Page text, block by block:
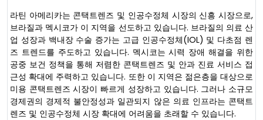
라틴 아메리카는 콘택트렌즈 및 인공수정체 시장의 신흥 시장으로,
브라질과 멕시코가 이 지역을 선도하고 있습니다. 브라질의 의료 산
업 성장과 백내장 수술 증가는 고급 인공수정체(IOL) 및 다초점 렌
즈 트렌드를 주도하고 있습니다. 멕시코는 시력 장애 해결을 위한
공중 보건 정책을 통해 저렴한 콘택트렌즈 및 안과 진료 서비스 접
근성 확대에 주력하고 있습니다. 또한 이 지역은 젊은층을 대상으로
미용 콘택트렌즈 시장이 빠르게 성장하고 있습니다. 그러나 소규모
경제권의 경제적 불안정성과 일관되지 않은 의료 인프라는 콘택트
렌즈 및 인공수정체 시장 확대에 어려움을 초래할 수 있습니다.